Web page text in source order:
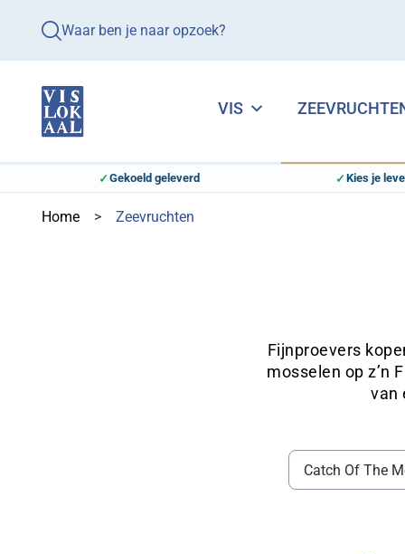
Waar ben je naar opzoek?
VIS
Gekoeld geleverd Kies je
Home > Zeevruchten
Fijnproevers
mosselen op z’n
van
Catch Of The